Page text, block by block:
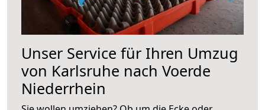
Unser Service für Ihren Umzug
von Karlsruhe nach Voerde
Niederrhein